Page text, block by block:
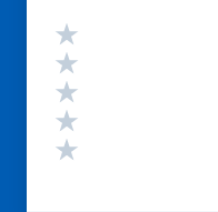
Valutazione